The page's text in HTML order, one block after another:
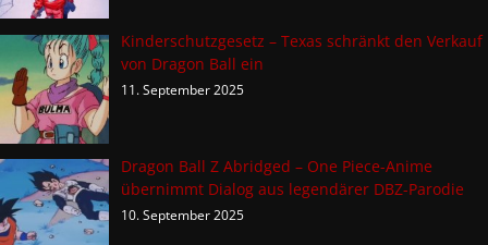
Kinderschutzgesetz – Texas schränkt den Verkauf
von Dragon Ball ein
11. September 2025
Dragon Ball Z Abridged – One Piece-Anime
übernimmt Dialog aus legendärer DBZ-Parodie
10. September 2025